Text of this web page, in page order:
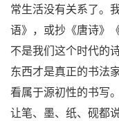
常生活没有关系了。
语》，或抄《唐诗》
不是我们这个时代的
东西才是真正的书法
看属于源初性的书写
让笔、墨、纸、砚都